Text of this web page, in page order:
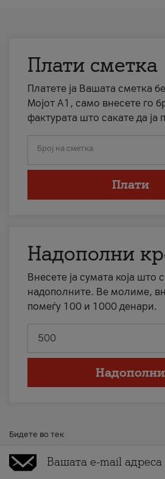
Плати сметка
Платете ја Вашата сметка
Мојот А1, само внесете го
фактурата што сакате да ја
Број на сметка
Плати
Надополни
Внесете ја сумата која што
надополните. Ве молиме,
помеѓу 100 и 1000 денари.
Надополни
Бидете во тек